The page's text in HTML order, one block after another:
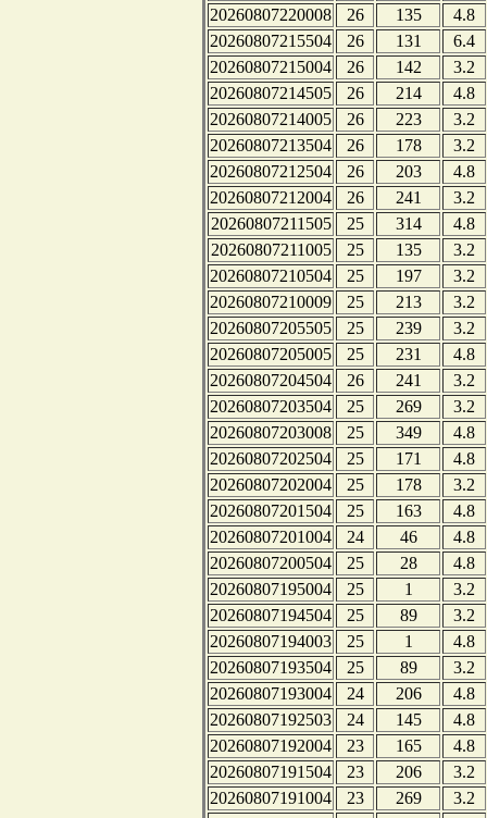
20260807220008
26 135
4.8
20260807215504
26 131
6.4
20260807215004
26 142
3.2
20260807214505
26 214
4.8
20260807214005
26 223
3.2
20260807213504
26 178
3.2
20260807212504
26 203
4.8
20260807212004
26 241
3.2
20260807211505
25 314
4.8
20260807211005
25 135
3.2
20260807210504
25 197
3.2
20260807210009
25 213
3.2
20260807205505
25 239
3.2
20260807205005
25 231
4.8
20260807204504
26 241
3.2
20260807203504
25 269
3.2
20260807203008
25 349
4.8
20260807202504
25 171
4.8
20260807202004
25 178
3.2
20260807201504
25 163
4.8
20260807201004
24 46
4.8
20260807200504
25 28
4.8
20260807195004
25 1
3.2
20260807194504
25 89
3.2
20260807194003
25 1
4.8
20260807193504
25 89
3.2
20260807193004
24 206
4.8
20260807192503
24 145
4.8
20260807192004
23 165
4.8
20260807191504
23 206
3.2
20260807191004
23 269
3.2